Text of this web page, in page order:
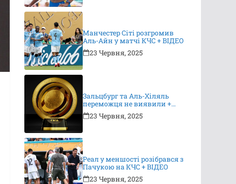
Манчестер Сіті розгромив
Аль-Айн у матчі КЧС + ВІДЕО
23 Червня, 2025
Зальцбург та Аль-Хіляль
переможця не виявили +
ВІДЕО
23 Червня, 2025
Реал у меншості розібрався з
Пачукою на КЧС + ВІДЕО
23 Червня, 2025